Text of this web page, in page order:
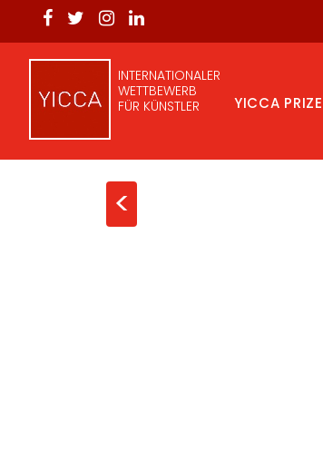
INTERNATIONALER
WETTBEWERB
FÜR KÜNSTLER
YICCA PRIZE
<